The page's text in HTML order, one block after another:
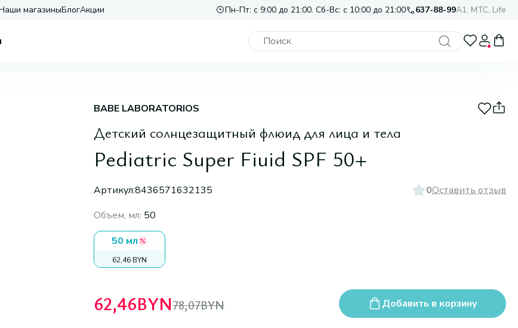
магазиныБлогАкции Пн-Пт: с 9:00 до 21:00. Сб-Вс: с 10:00 до 21:00 637-88-99A1, МТС, Life
BABE LABORATORIOS
Детский солнцезащитный флюид для лица и тела
Pediatric Super Fiuid SPF 50+
Артикул:8436571632135 0Оставить отзыв
Объем, мл: 50
50 мл
62,46 BYN
62,46BYN78,07BYN Добавить в корзину